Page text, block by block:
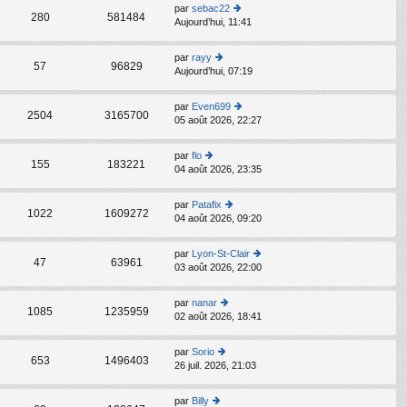
ult
er
le
d
er
er
m
e
s
a
e
280 581484
par sebac22
o
er
le
d
er
er
e
s
a
e
Aujourd’hui, 11:41
57 96829
par rayy
o
ult
er
le
er
er
m
e
s
s
a
e
Aujourd’hui, 07:19
2504 3165700
par Even699
o
er
le
er
er
m
e
s
a
e
05 août 2026, 22:27
155 183221
par flo
o
ult
er
le
d
er
er
m
e
s
s
a
e
04 août 2026, 23:35
1022 1609272
par Patafix
o
ult
er
le
d
er
er
m
e
s
04 août 2026, 09:20
47 63961
par Lyon-St-Clair
o
er
le
er
er
03 août 2026, 22:00
1085 1235959
par nanar
o
s
ult
er
le
02 août 2026, 18:41
653 1496403
par Sorio
o
26 juil. 2026, 21:03
par Billy